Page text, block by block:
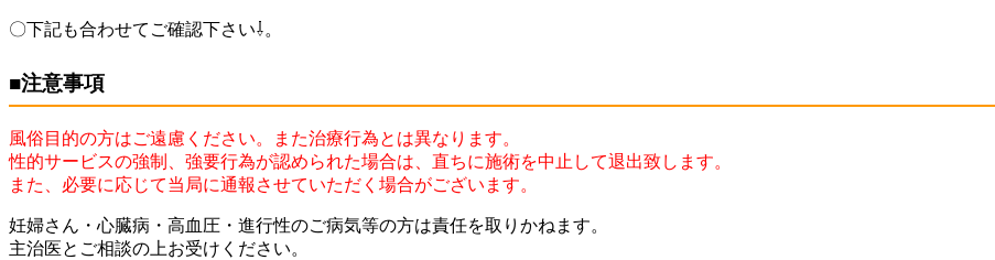
〇下記も合わせてご確認下さい⇩。
■注意事項
風俗目的の方はご遠慮ください。また治療行為とは異なります。
性的サービスの強制、強要行為が認められた場合は、直ちに施術を中止して退出致します。
また、必要に応じて当局に通報させていただく場合がございます。
妊婦さん・心臓病・高血圧・進行性のご病気等の方は責任を取りかねます。
主治医とご相談の上お受けください。